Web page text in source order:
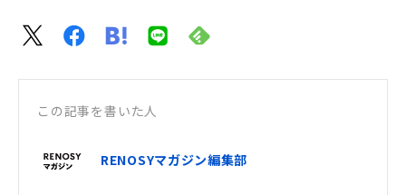
この記事を書いた人
RENOSYマガジン編集部